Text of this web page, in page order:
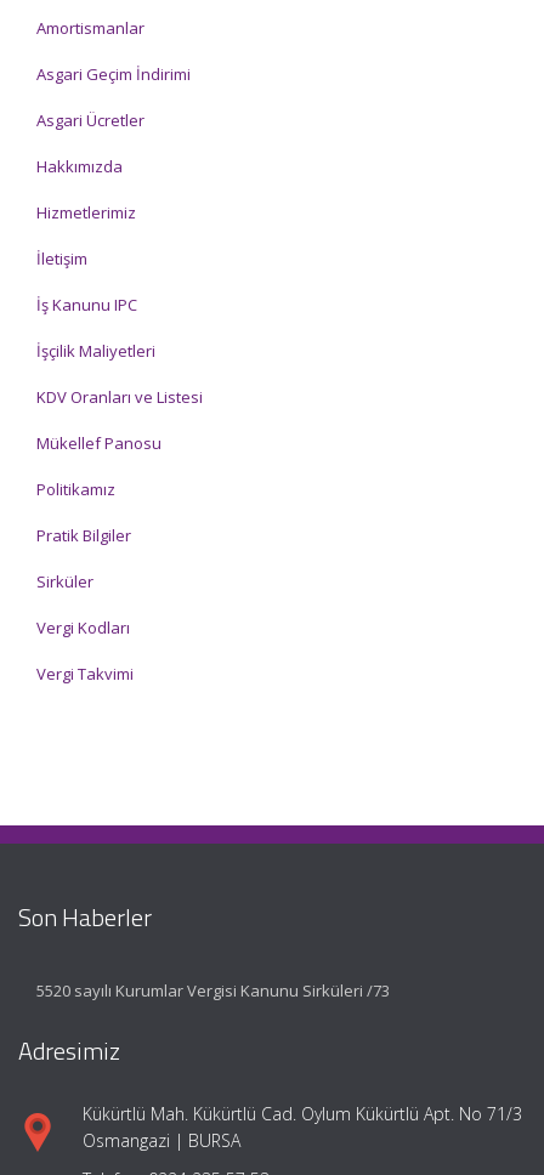
Amortismanlar
Asgari Geçim İndirimi
Asgari Ücretler
Hakkımızda
Hizmetlerimiz
İletişim
İş Kanunu IPC
İşçilik Maliyetleri
KDV Oranları ve Listesi
Mükellef Panosu
Politikamız
Pratik Bilgiler
Sirküler
Vergi Kodları
Vergi Takvimi
Son Haberler
5520 sayılı Kurumlar Vergisi Kanunu Sirküleri /73
Adresimiz
Kükürtlü Mah. Kükürtlü Cad. Oylum Kükürtlü Apt. No 71/3
Osmangazi | BURSA